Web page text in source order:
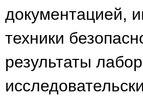
документацией,
техники
результаты